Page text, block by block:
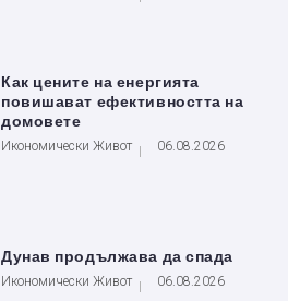
Как цените на енергията
повишават ефективността на
домовете
Икономически Живот 06.08.2026
Дунав продължава да спада
Икономически Живот 06.08.2026